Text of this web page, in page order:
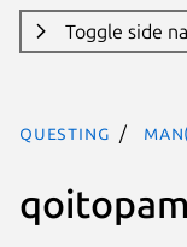
Toggle side
questing
qoitopam